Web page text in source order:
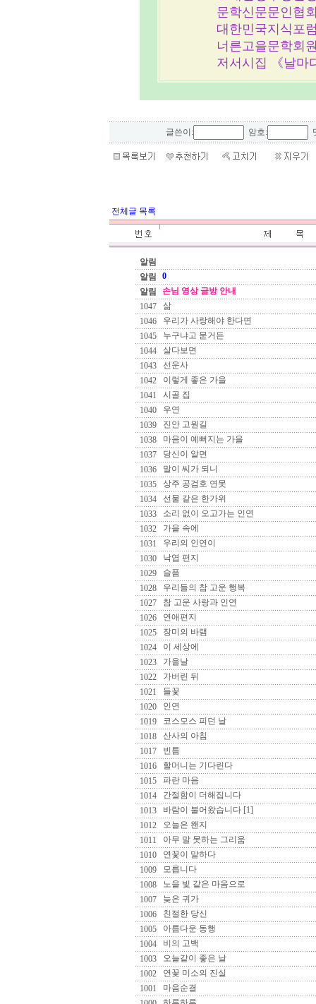
문학신문문인협
대한민국지식포
너른고을문학회
저서시집 《날마
글쓴이: 암호:
전체글 목록
알림
알림
0
알림
손님 영상 글방 안내
1047
삶
1046
우리가 사랑해야 한다면
1045
누구냐고 묻거든
1044
살다보면
1043
선운사
1042
이렇게 좋은 가을
1041
시골 집
1040
우연
1039
진안 고원길
1038
마음이 예뻐지는 가을
1037
당신이 알면
1036
말이 씨가 되니
1035
상주 공검호 연못
1034
선물 같은 한가위
1033
소리 없이 오고가는 인연
1032
가을 속에
1031
우리의 인연이
1030
낙엽 편지
1029
슬픔
1028
우리들의 참 고운 행복
1027
참 고운 사랑과 인연
1026
연애편지
1025
장미의 바램
1024
이 세상에
1023
가을날
1022
가버린 뒤
1021
들꽃
1020
인연
1019
코스모스 피던 날
1018
산사의 아침
1017
빈틈
1016
할머니는 기다린다
1015
파란 마음
1014
간절함이 더해집니다
1013
바람이 불어왔습니다 [1]
1012
오늘은 왠지
1011
아무 말 못하는 그리움
1010
연꽃이 말하다
1009
모릅니다
1008
노을 빛 같은 마음으로
1007
늦은 귀가
1006
친절한 당신
1005
아름다운 동행
1004
비의 고백
1003
오늘같이 좋은 날
1002
연꽃 미소의 진실
1001
마음순결